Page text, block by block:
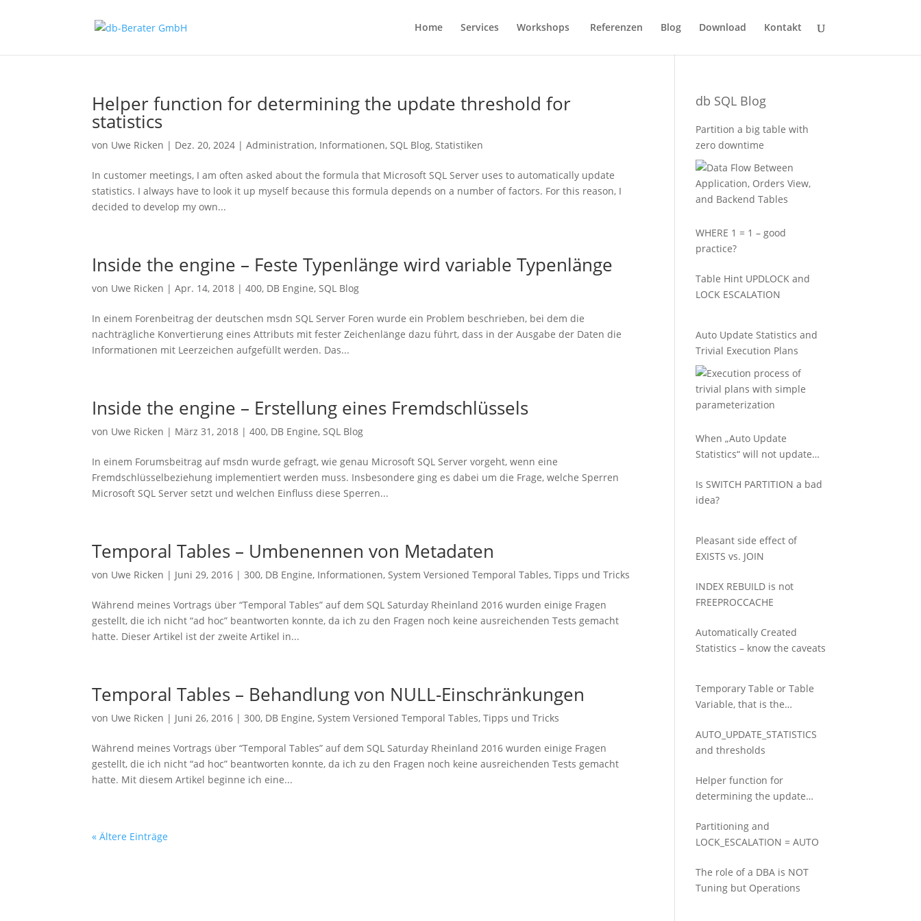
Home Services Workshops Referenzen Blog Download Kontakt
Helper function for determining the update threshold for
statistics
von Uwe Ricken | Dez. 20, 2024 |Administration, Informationen,SQL Blog,Statistiken
In customer meetings, I am often asked about the formula that Microsoft SQL Server uses to automatically update
statistics. I always have to look it up myself because this formula depends on a number of factors. For this reason, I
decided to develop my own...
Inside the engine – Feste Typenlänge wird variable Typenlänge
von Uwe Ricken |Apr. 14, 2018 |400, DB Engine,SQL Blog
In einem Forenbeitrag der deutschen msdn SQL Server Foren wurde ein Problem beschrieben, bei dem die
nachträgliche Konvertierung eines Attributs mit fester Zeichenlänge dazu führt, dass in der Ausgabe der Daten die
Informationen mit Leerzeichen aufgefüllt werden. Das...
Inside the engine – Erstellung eines Fremdschlüssels
von Uwe Ricken | März 31, 2018 |400, DB Engine,SQL Blog
In einem Forumsbeitrag auf msdn wurde gefragt, wie genau Microsoft SQL Server vorgeht, wenn eine
Fremdschlüsselbeziehung implementiert werden muss. Insbesondere ging es dabei um die Frage, welche Sperren
Microsoft SQL Server setzt und welchen Einfluss diese Sperren...
Temporal Tables – Umbenennen von Metadaten
von Uwe Ricken | Juni 29, 2016 |300, DB Engine, Informationen,System Versioned Temporal Tables,Tipps und Tricks
Während meines Vortrags über “Temporal Tables” auf dem SQL Saturday Rheinland 2016 wurden einige Fragen
gestellt, die ich nicht “ad hoc” beantworten konnte, da ich zu den Fragen noch keine ausreichenden Tests gemacht
hatte. Dieser Artikel ist der zweite Artikel in...
Temporal Tables – Behandlung von NULL-Einschränkungen
von Uwe Ricken | Juni 26, 2016 |300, DB Engine,System Versioned Temporal Tables,Tipps und Tricks
Während meines Vortrags über “Temporal Tables” auf dem SQL Saturday Rheinland 2016 wurden einige Fragen
gestellt, die ich nicht “ad hoc” beantworten konnte, da ich zu den Fragen noch keine ausreichenden Tests gemacht
hatte. Mit diesem Artikel beginne ich eine...
« Ältere Einträge
db SQL Blog
Partition a big table with
zero downtime
WHERE 1 = 1 – good
practice?
Table Hint UPDLOCK and
LOCK ESCALATION
Auto Update Statistics and
Trivial Execution Plans
When „Auto Update
Statistics“ will not update
Is SWITCH PARTITION a bad
idea?
Pleasant side effect of
EXISTS vs. JOIN
INDEX REBUILD is not
FREEPROCCACHE
Automatically Created
Statistics – know the caveats
Temporary Table or Table
Variable, that is the
AUTO_UPDATE_STATISTICS
and thresholds
Helper function for
determining the update
Partitioning and
LOCK_ESCALATION = AUTO
The role of a DBA is NOT
Tuning but Operations